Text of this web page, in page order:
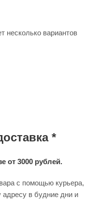
несколько вариантов
*
от 3000 рублей.
с помощью курьера,
адресу в будние дни и